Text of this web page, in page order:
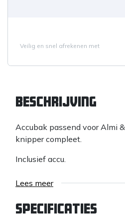
Veilig en snel afrekenen met
Beschrijving
Accubak passend voor Almi
knipper compleet.
Inclusief accu.
Lees meer
Specificaties